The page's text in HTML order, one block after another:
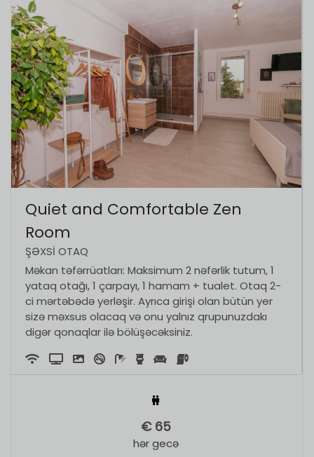
Quiet and Comfortable Zen
Room
ŞƏXSI OTAQ
Məkan təfərrüatları: Maksimum 2 nəfərlik tutum, 1
yataq otağı, 1 çarpayı, 1 hamam + tualet. Otaq 2-
ci mərtəbədə yerləşir. Ayrıca girişi olan bütün yer
sizə məxsus olacaq və onu yalnız qrupunuzdakı
digər qonaqlar ilə bölüşəcəksiniz.
€ 65
hər gecə